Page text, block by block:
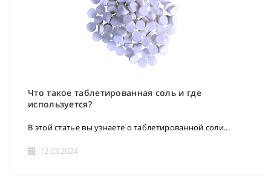
Что такое таблетированная соль и где
используется?
В этой статье вы узнаете о таблетированной соли...
12.03.2024